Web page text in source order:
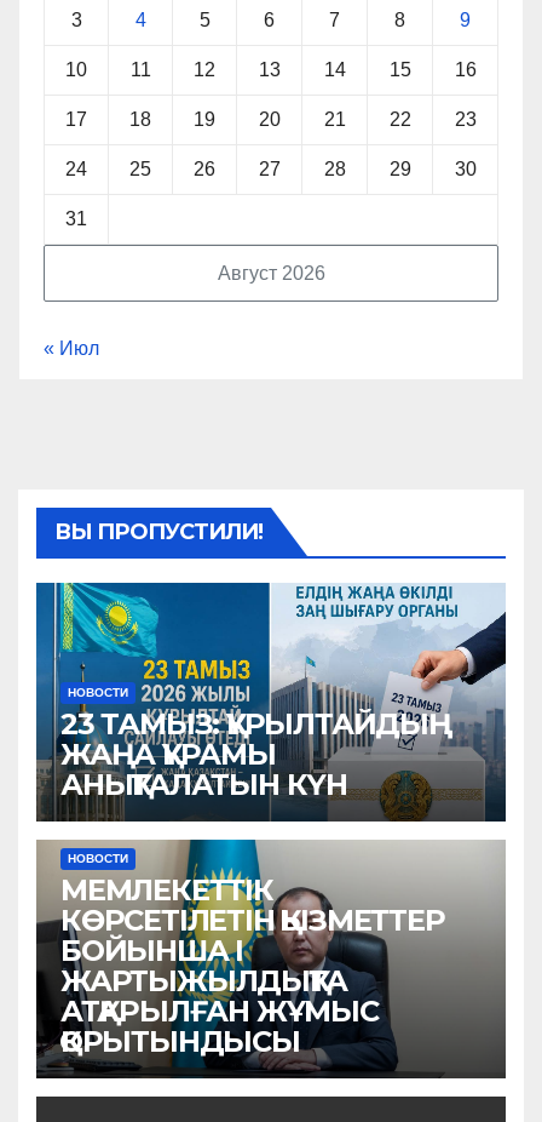
Август 2026
3 4 5 6 7 8 9
10 11 12 13 14 15 16
17 18 19 20 21 22 23
24 25 26 27 28 29 30
31
« Июл
ВЫ ПРОПУСТИЛИ!
НОВОСТИ
23 ТАМЫЗ: ҚҰРЫЛТАЙДЫҢ
ЖАҢА ҚҰРАМЫ
АНЫҚТАЛАТЫН КҮН
НОВОСТИ
МЕМЛЕКЕТТІК
КӨРСЕТІЛЕТІН ҚЫЗМЕТТЕР
БОЙЫНША I
ЖАРТЫЖЫЛДЫҚТА
АТҚАРЫЛҒАН ЖҰМЫС
ҚОРЫТЫНДЫСЫ